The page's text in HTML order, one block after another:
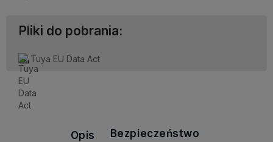
Pliki do pobrania:
Tuya EU Data Act
Opis Bezpieczeństwo